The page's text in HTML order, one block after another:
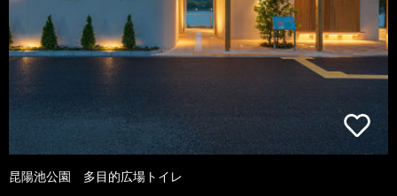
昆陽池公園 多目的広場トイレ